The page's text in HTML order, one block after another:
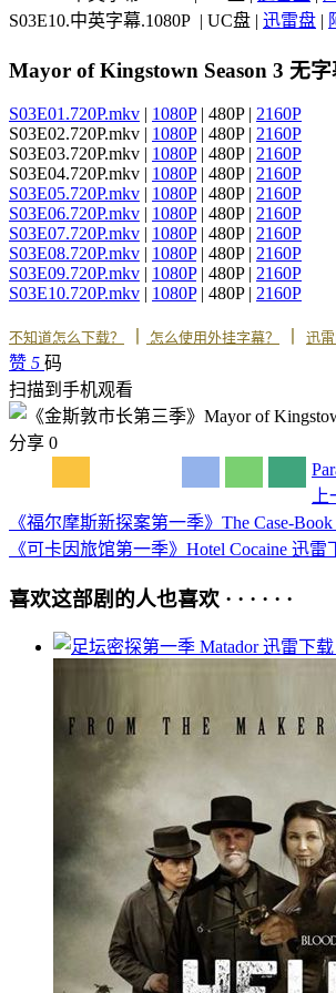
S03E10.中英字幕.1080P | UC盘 | 迅雷盘 |
Mayor of Kingstown Season 3 无
S03E01.720P.mkv | 1080P| 480P | 2160P
S03E02.720P.mkv | 1080P| 480P | 2160P
S03E03.720P.mkv | 1080P| 480P | 2160P
S03E04.720P.mkv | 1080P| 480P | 2160P
S03E05.720P.mkv | 1080P| 480P | 2160P
S03E06.720P.mkv | 1080P| 480P | 2160P
S03E07.720P.mkv | 1080P| 480P | 2160P
S03E08.720P.mkv | 1080P| 480P | 2160P
S03E09.720P.mkv | 1080P| 480P | 2160P
S03E10.720P.mkv | 1080P| 480P | 2160P
不知道怎么下载？ 怎么使用外挂字幕？ 迅
赞 5 码
扫描到手机观看
分享 0
《福尔摩斯新探案第一季》The Case-
《可卡因旅馆第一季》Hotel Cocaine 迅雷
喜欢这部剧的人也喜欢 · · · · · ·